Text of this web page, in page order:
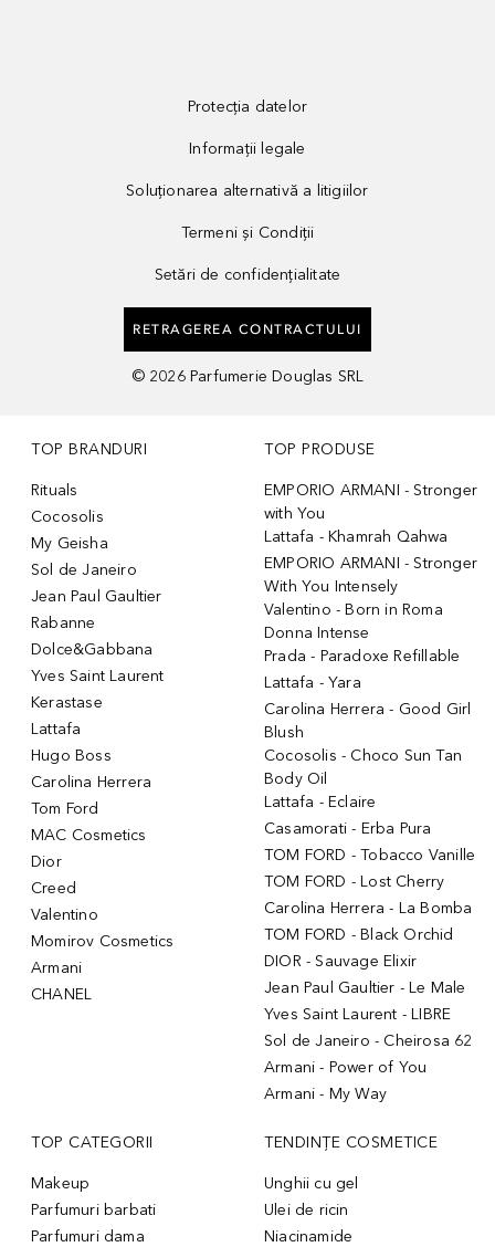
Protecția datelor
Informații legale
Soluționarea alternativă a litigiilor
Termeni și Condiții
Setări de confidențialitate
RETRAGEREA CONTRACTULUI
© 2026 Parfumerie Douglas SRL
TOP BRANDURI
Rituals
Cocosolis
My Geisha
Sol de Janeiro
Jean Paul Gaultier
Rabanne
Dolce&Gabbana
Yves Saint Laurent
Kerastase
Lattafa
Hugo Boss
Carolina Herrera
Tom Ford
MAC Cosmetics
Dior
Creed
Valentino
Momirov Cosmetics
Armani
CHANEL
TOP PRODUSE
EMPORIO ARMANI - Stronger
with You
Lattafa - Khamrah Qahwa
EMPORIO ARMANI - Stronger
With You Intensely
Valentino - Born in Roma
Donna Intense
Prada - Paradoxe Refillable
Lattafa - Yara
Carolina Herrera - Good Girl
Blush
Cocosolis - Choco Sun Tan
Body Oil
Lattafa - Eclaire
Casamorati - Erba Pura
TOM FORD - Tobacco Vanille
TOM FORD - Lost Cherry
Carolina Herrera - La Bomba
TOM FORD - Black Orchid
DIOR - Sauvage Elixir
Jean Paul Gaultier - Le Male
Yves Saint Laurent - LIBRE
Sol de Janeiro - Cheirosa 62
Armani - Power of You
Armani - My Way
TOP CATEGORII
Makeup
Parfumuri barbati
Parfumuri dama
TENDINȚE COSMETICE
Unghii cu gel
Ulei de ricin
Niacinamide